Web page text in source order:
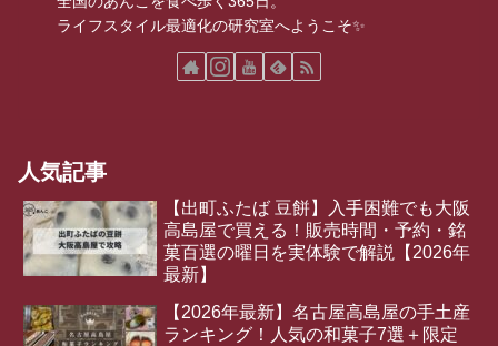
ライフスタイル最適化の研究室へようこそ✨
人気記事
【出町ふたば 豆餅】入手困難でも大阪
高島屋で買える！販売時間・予約・銘
菓百選の曜日を実体験で解説【2026年
最新】
【2026年最新】名古屋高島屋の手土産
ランキング！人気の和菓子7選＋限定